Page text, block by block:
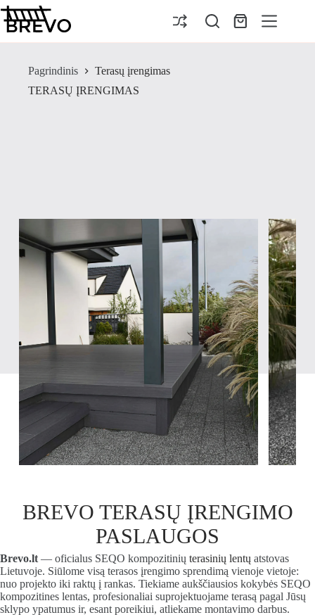
Pereiti
prie
turinio
Pirkinių
Pagrindinis
Terasų įrengimas
TERASŲ ĮRENGIMAS
BREVO TERASŲ ĮRENGIMO
PASLAUGOS
Brevo.lt — oficialus SEQO kompozitinių terasinių lentų atstovas
Lietuvoje. Siūlome visą terasos įrengimo sprendimą vienoje vietoje:
nuo projekto iki raktų į rankas. Tiekiame aukščiausios kokybės SEQO
kompozitines lentas, profesionaliai suprojektuojame terasą pagal Jūsų
sklypo ypatumus ir, esant poreikiui, atliekame montavimo darbus.